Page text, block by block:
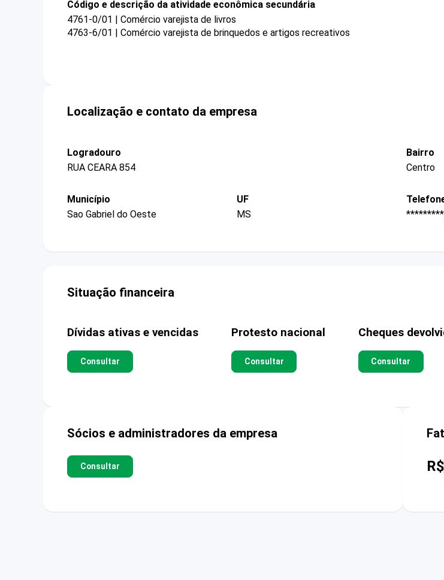
Código e descrição da atividade econômica secundária
4761-0/01 | Comércio varejista de livros
4763-6/01 | Comércio varejista de brinquedos e artigos recreativos
Localização e contato da empresa
Logradouro
RUA CEARA 854
Bairro
Centro
Município
Sao Gabriel do Oeste
UF
MS
Situação financeira
Dívidas ativas e vencidas
Consultar
Protesto nacional
Consultar
Cheques
Consultar
Sócios e administradores da empresa
Consultar R$